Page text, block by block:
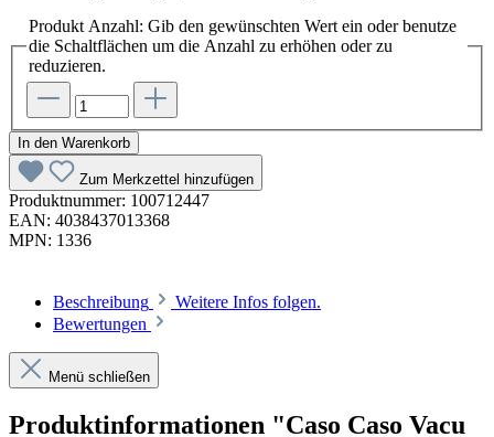
Produkt Anzahl: Gib den gewünschten Wert ein oder benutze
die Schaltflächen um die Anzahl zu erhöhen oder zu
reduzieren.
In den Warenkorb
Zum Merkzettel hinzufügen
Produktnummer: 100712447
EAN: 4038437013368
MPN: 1336
Beschreibung
Weitere Infos folgen.
Bewertungen
Menü schließen
Produktinformationen "Caso Caso Vacu